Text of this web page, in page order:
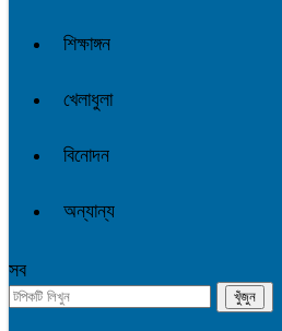
শিক্ষাঙ্গন
খেলাধুলা
বিনোদন
অন্যান্য
সব